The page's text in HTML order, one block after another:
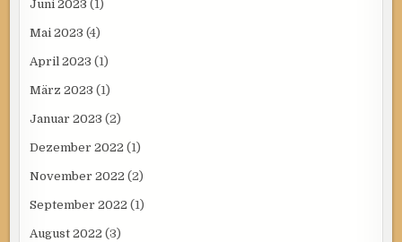
Juni 2023 (1)
Mai 2023 (4)
April 2023 (1)
März 2023 (1)
Januar 2023 (2)
Dezember 2022 (1)
November 2022 (2)
September 2022 (1)
August 2022 (3)